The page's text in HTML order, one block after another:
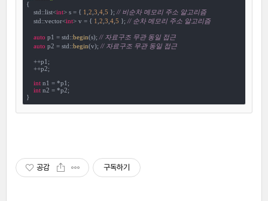
{
    std::list<
int> s = { 1 2 3 4, 5 }; // 비순차 메모리 주소 알고리즘
    std::vector<
int> v = { 1 2 3 4, 5 }; // 순차 메모리 주소 알고리즘
auto p1 = std::begin(s); // 자료구조 무관 동일 접근
auto p2 = std::begin(v); // 자료구조 무관 동일 접근
    ++p1;
    ++p2;
int n1 = *p1;
int n2 = *p2;
}
공감 구독하기